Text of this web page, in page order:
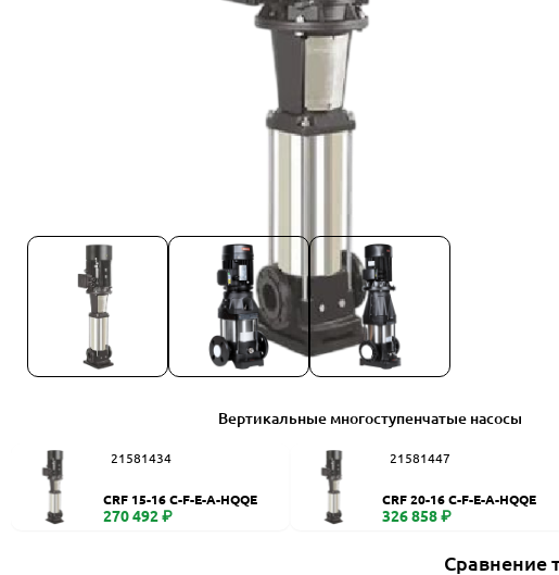
Вертикальные многоступенчатые насосы
21581434
CRF 15-16 C-F-E-A-HQQE
270 492 ₽
21581447
CRF 20-16 C-F-E-A-HQQE
326 858 ₽
Сравнение